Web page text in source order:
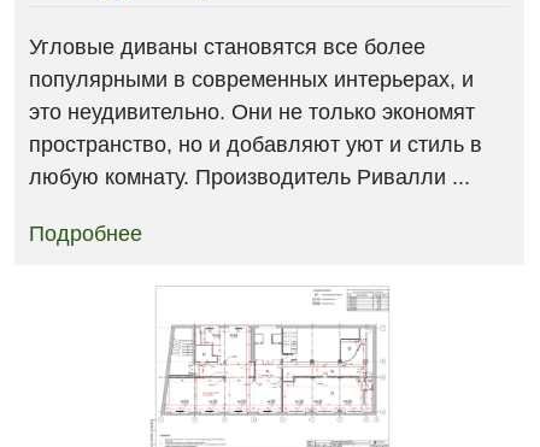
Угловые диваны становятся все более
популярными в современных интерьерах, и
это неудивительно. Они не только экономят
пространство, но и добавляют уют и стиль в
любую комнату. Производитель Ривалли ...
Подробнее